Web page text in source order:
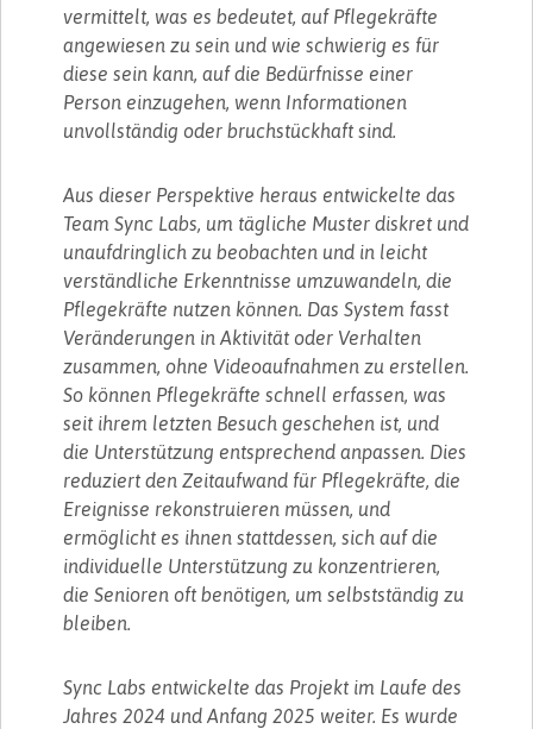
vermittelt, was es bedeutet, auf Pflegekräfte
angewiesen zu sein und wie schwierig es für
diese sein kann, auf die Bedürfnisse einer
Person einzugehen, wenn Informationen
unvollständig oder bruchstückhaft sind.
Aus dieser Perspektive heraus entwickelte das
Team Sync Labs, um tägliche Muster diskret und
unaufdringlich zu beobachten und in leicht
verständliche Erkenntnisse umzuwandeln, die
Pflegekräfte nutzen können. Das System fasst
Veränderungen in Aktivität oder Verhalten
zusammen, ohne Videoaufnahmen zu erstellen.
So können Pflegekräfte schnell erfassen, was
seit ihrem letzten Besuch geschehen ist, und
die Unterstützung entsprechend anpassen. Dies
reduziert den Zeitaufwand für Pflegekräfte, die
Ereignisse rekonstruieren müssen, und
ermöglicht es ihnen stattdessen, sich auf die
individuelle Unterstützung zu konzentrieren,
die Senioren oft benötigen, um selbstständig zu
bleiben.
Sync Labs entwickelte das Projekt im Laufe des
Jahres 2024 und Anfang 2025 weiter. Es wurde